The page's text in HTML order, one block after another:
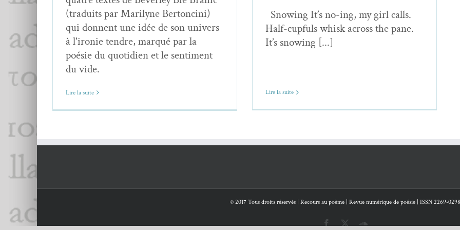
(traduits par Marilyne Bertoncini)
qui donnent une idée de son univers
à l'ironie tendre, marqué par la
poésie du quotidien et le sentiment
du vide.
Lire la suite
Snowing It’s no-ing, my girl calls.
Half-cupfuls whisk across the pane.
It’s snowing [...]
Lire la suite
© 2017 Tous droits réservés | Recours au poème | Revue numérique de poésie | ISSN 2269-0298
Facebook SoundCloud